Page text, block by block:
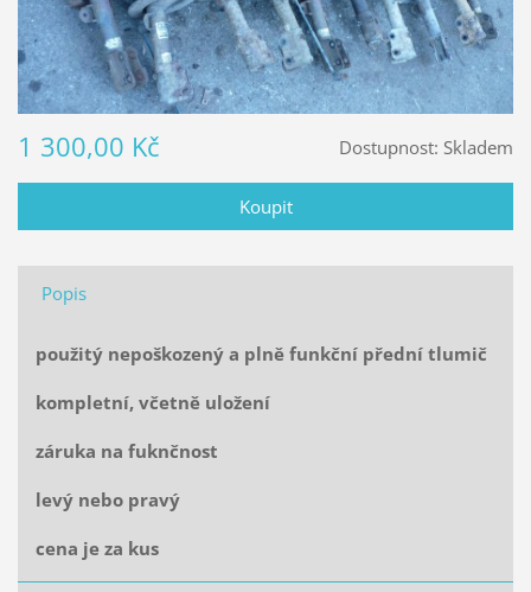
Dostupnost: Skladem
1 300,00 Kč
Popis
použitý nepoškozený a plně funkční přední tlumič
kompletní, včetně uložení
záruka na fuknčnost
levý nebo pravý
cena je za kus